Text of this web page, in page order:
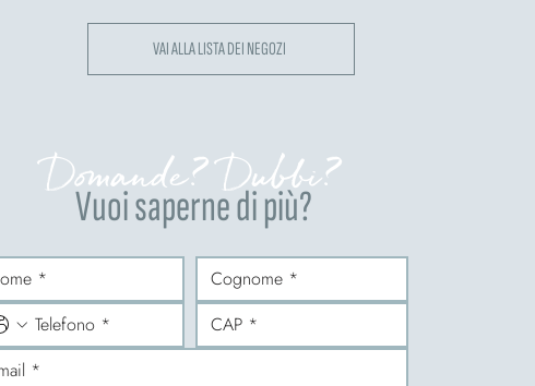
VAI ALLA LISTA DEI NEGOZI
Vuoi saperne di più?
Domande? Dubbi?